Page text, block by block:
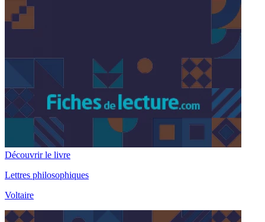
Découvrir le livre
Lettres philosophiques
Voltaire